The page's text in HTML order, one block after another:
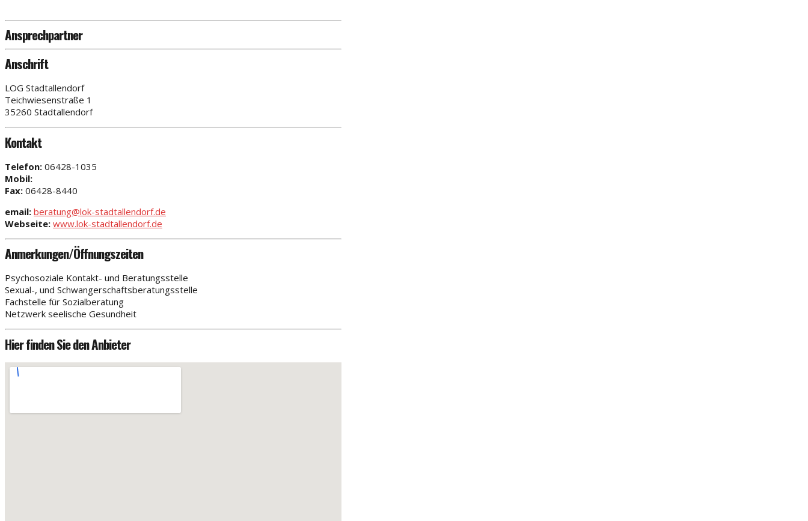
Ansprechpartner
Anschrift
LOG Stadtallendorf
Teichwiesenstraße 1
35260 Stadtallendorf
Kontakt
Telefon: 06428-1035
Mobil:
Fax: 06428-8440
email: beratung@lok-stadtallendorf.de
Webseite: www.lok-stadtallendorf.de
Anmerkungen/Öffnungszeiten
Psychosoziale Kontakt- und Beratungsstelle
Sexual-, und Schwangerschaftsberatungsstelle
Fachstelle für Sozialberatung
Netzwerk seelische Gesundheit
Hier finden Sie den Anbieter